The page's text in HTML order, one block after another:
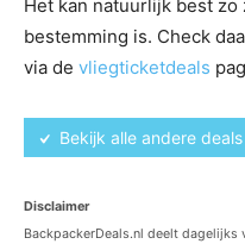
Het kan natuurlijk best
bestemming is. Check
via de vliegticketdeals
Bekijk alle andere deals
Disclaimer
BackpackerDeals.nl deelt dagelijks